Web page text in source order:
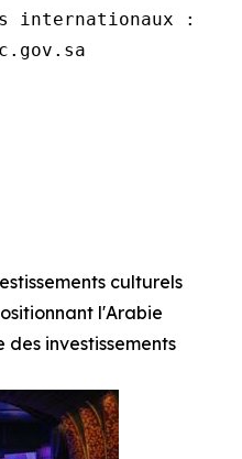
internationaux :
culturels
l'Arabie
investissements